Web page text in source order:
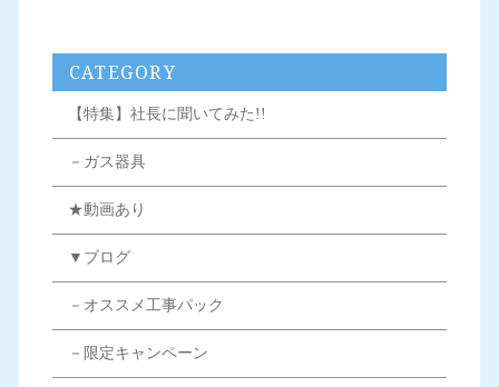
CATEGORY
【特集】社長に聞いてみた!!
－ガス器具
★動画あり
▼ブログ
－オススメ工事パック
－限定キャンペーン